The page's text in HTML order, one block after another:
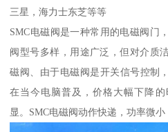
三星，海力士东芝等等
SMC电磁阀是一种常用的电磁阀门
阀型号多样，用途广泛，但对介质
磁阀、由于电磁阀是开关信号控制
在当今电脑普及，价格大幅下降
显。SMC电磁阀动作快递，功率微小